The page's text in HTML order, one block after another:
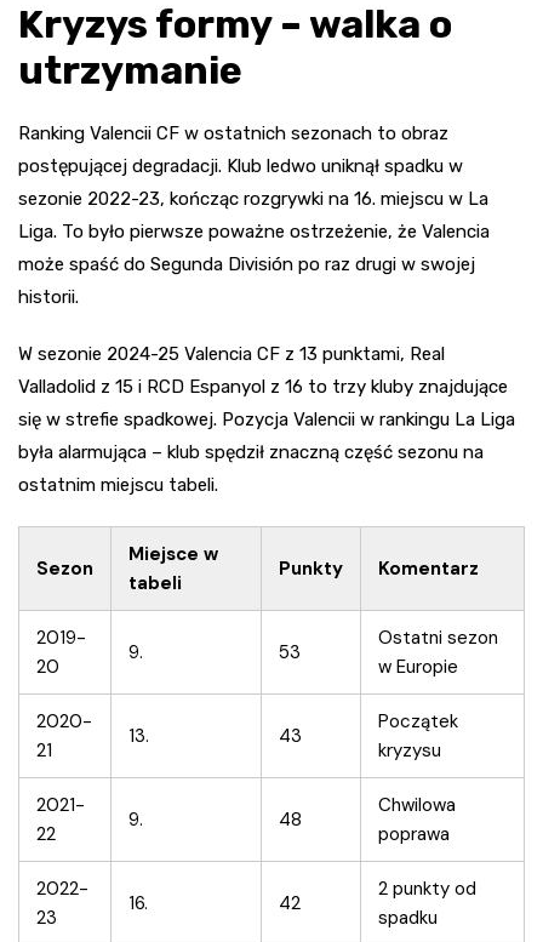
Kryzys formy – walka o
utrzymanie
Ranking Valencii CF w ostatnich sezonach to obraz
postępującej degradacji. Klub ledwo uniknął spadku w
sezonie 2022-23, kończąc rozgrywki na 16. miejscu w La
Liga. To było pierwsze poważne ostrzeżenie, że Valencia
może spaść do Segunda División po raz drugi w swojej
historii.
W sezonie 2024-25 Valencia CF z 13 punktami, Real
Valladolid z 15 i RCD Espanyol z 16 to trzy kluby znajdujące
się w strefie spadkowej. Pozycja Valencii w rankingu La Liga
była alarmująca – klub spędził znaczną część sezonu na
ostatnim miejscu tabeli.
Sezon
Miejsce w
tabeli
Punkty Komentarz
2019-
20
9. 53
Ostatni sezon
w Europie
2020-
21
13. 43
Początek
kryzysu
2021-
22
9. 48
Chwilowa
poprawa
2022-
23
16. 42
2 punkty od
spadku